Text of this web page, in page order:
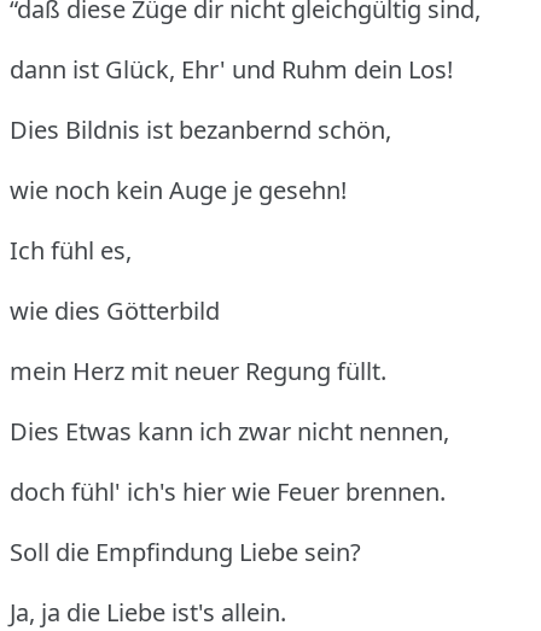
“daß diese Züge dir nicht gleichgültig sind,
dann ist Glück, Ehr' und Ruhm dein Los!
Dies Bildnis ist bezanbernd schön,
wie noch kein Auge je gesehn!
Ich fühl es,
wie dies Götterbild
mein Herz mit neuer Regung füllt.
Dies Etwas kann ich zwar nicht nennen,
doch fühl' ich's hier wie Feuer brennen.
Soll die Empfindung Liebe sein?
Ja, ja die Liebe ist's allein.